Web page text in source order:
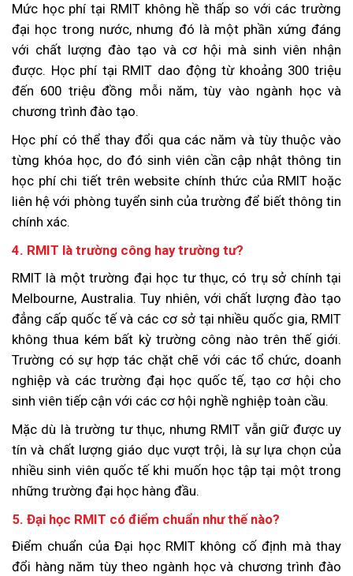
Mức học phí tại RMIT không hề thấp so với các trường
đại học trong nước, nhưng đó là một phần xứng đáng
với chất lượng đào tạo và cơ hội mà sinh viên nhận
được. Học phí tại RMIT dao động từ khoảng 300 triệu
đến 600 triệu đồng mỗi năm, tùy vào ngành học và
chương trình đào tạo.
Học phí có thể thay đổi qua các năm và tùy thuộc vào
từng khóa học, do đó sinh viên cần cập nhật thông tin
học phí chi tiết trên website chính thức của RMIT hoặc
liên hệ với phòng tuyển sinh của trường để biết thông tin
chính xác.
4. RMIT là trường công hay trường tư?
RMIT là một trường đại học tư thục, có trụ sở chính tại
Melbourne, Australia. Tuy nhiên, với chất lượng đào tạo
đẳng cấp quốc tế và các cơ sở tại nhiều quốc gia, RMIT
không thua kém bất kỳ trường công nào trên thế giới.
Trường có sự hợp tác chặt chẽ với các tổ chức, doanh
nghiệp và các trường đại học quốc tế, tạo cơ hội cho
sinh viên tiếp cận với các cơ hội nghề nghiệp toàn cầu.
Mặc dù là trường tư thục, nhưng RMIT vẫn giữ được uy
tín và chất lượng giáo dục vượt trội, là sự lựa chọn của
nhiều sinh viên quốc tế khi muốn học tập tại một trong
những trường đại học hàng đầu.
5. Đại học RMIT có điểm chuẩn như thế nào?
Điểm chuẩn của Đại học RMIT không cố định mà thay
đổi hàng năm tùy theo ngành học và chương trình đào